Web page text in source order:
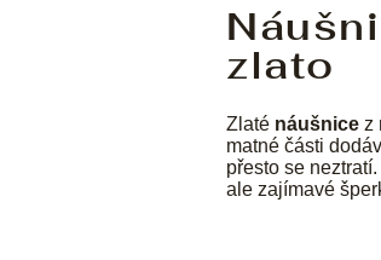
zlato
Zlaté náušnice z
matné části
přesto se
ale zajímavé